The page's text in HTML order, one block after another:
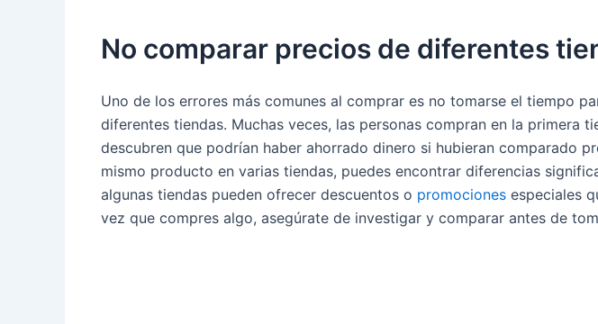
No comparar precios de diferentes
Uno de los errores más comunes al comprar es no tomarse el tiempo
diferentes tiendas. Muchas veces, las personas compran en la primera
descubren que podrían haber ahorrado dinero si hubieran comparado
mismo producto en varias tiendas, puedes encontrar diferencias
algunas tiendas pueden ofrecer descuentos o promociones especiales
vez que compres algo, asegúrate de investigar y comparar antes de